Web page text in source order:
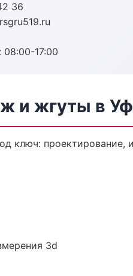
36
17:00
и жгуты в
ключ: проектирование,
3d